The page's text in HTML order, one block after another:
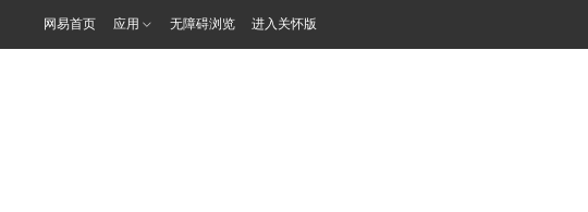
网易首页 应用 无障碍浏览 进入关怀版